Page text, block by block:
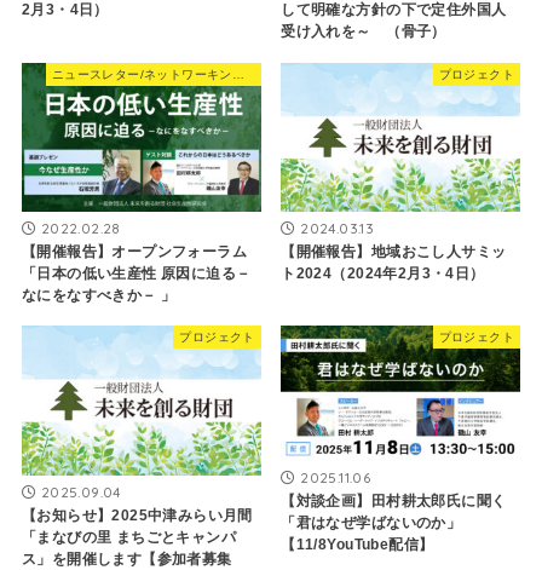
2月3・4日）
して明確な方針の下で定住外国人
受け入れを～ （骨子）
2022.02.28
【開催報告】オープンフォーラム
「日本の低い生産性 原因に迫る－
なにをなすべきか－ 」
プロジェクト
2024.03.13
【開催報告】地域おこし人サミッ
ト2024（2024年2月3・4日）
プロジェクト
2025.09.04
【お知らせ】2025中津みらい月間
「まなびの里 まちごとキャンパ
ス」を開催します【参加者募集
プロジェクト
2025.11.06
【対談企画】田村耕太郎氏に聞く
「君はなぜ学ばないのか」
【11/8YouTube配信】